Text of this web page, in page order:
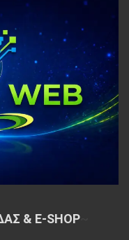
& E-SHOP~